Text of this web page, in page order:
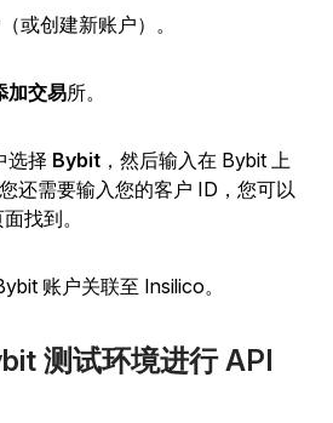
或创建新账户）。
加交易所。
选择 Bybit ，然后输入在 Bybit 上
您还需要输入您的客户 ID，您可以
找到。
账户关联至 Insilico。
测试环境进行 API